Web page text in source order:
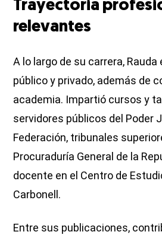
Trayectoria
relevantes
A lo largo de su carrera,
público y privado, además de
academia. Impartió cursos y
servidores públicos del Poder
Federación, tribunales
Procuraduría General de la
docente en el Centro de
Carbonell.
Entre sus publicaciones,